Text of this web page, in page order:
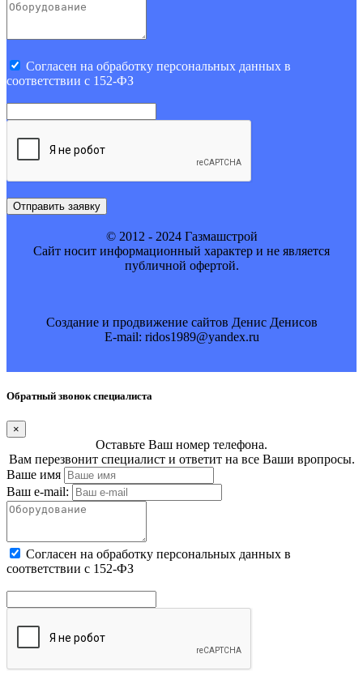
Cогласен на обработку персональных данных в
соответствии с 152-ФЗ
Отправить заявку
© 2012 - 2024 Газмашстрой
Cайт носит информационный характер и не является
публичной офертой.
Создание и продвижение сайтов Денис Денисов
E-mail: ridos1989@yandex.ru
Обратный звонок специалиста
×
Оставьте Ваш номер телефона.
Вам перезвонит специалист и ответит на все Ваши вропросы.
Ваше имя
Ваш e-mail:
Cогласен на обработку персональных данных в
соответствии с 152-ФЗ